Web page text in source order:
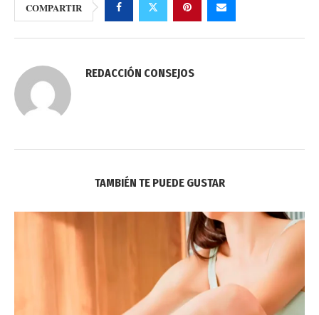
COMPARTIR
REDACCIÓN CONSEJOS
TAMBIÉN TE PUEDE GUSTAR